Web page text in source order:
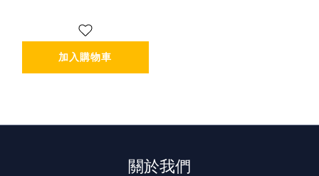
加入購物車
關於我們